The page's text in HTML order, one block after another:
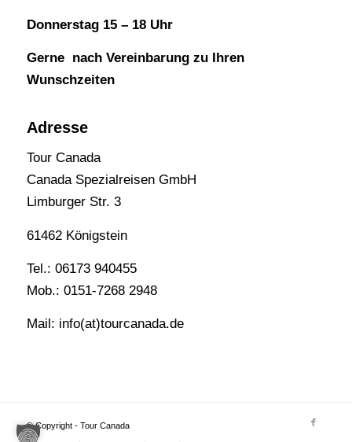
Donnerstag 15 – 18 Uhr
Gerne nach Vereinbarung zu Ihren
Wunschzeiten
Adresse
Tour Canada
Canada Spezialreisen GmbH
Limburger Str. 3
61462 Königstein
Tel.: 06173 940455
Mob.: 0151-7268 2948
Mail: info(at)tourcanada.de
© Copyright - Tour Canada